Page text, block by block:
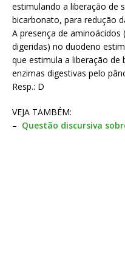
estimulando a liberação de
bicarbonato, para redução
A presença de
digeridas) no duodeno
que estimula a liberação de
enzimas digestivas pelo
Resp.: D
VEJA TAMBÉM:
– Questão discursiva